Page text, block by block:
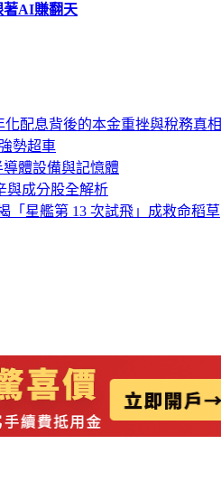
著AI賺翻天
化配息背後的本金重挫與稅務真相
勢超車
體設備與記憶體
與成分股全解析
「星艦第 13 次試飛」成救命稻草